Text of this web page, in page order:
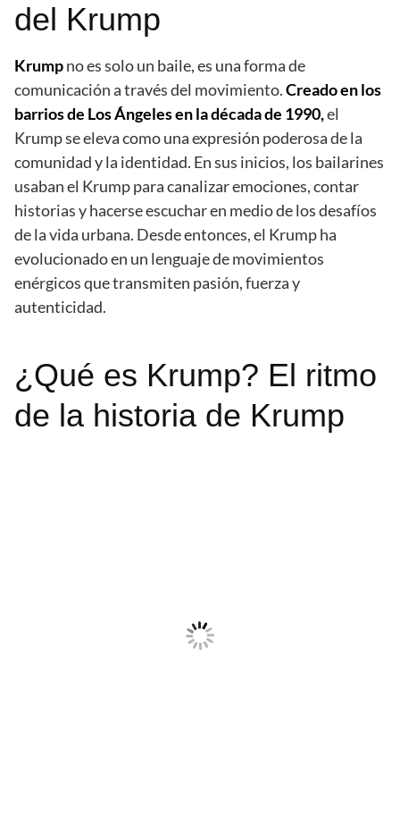
del Krump
Krumpno es solo un baile, es una forma de
comunicación a través del movimiento.Creado en los
barrios de Los Ángeles en la década de 1990,el
Krump se eleva como una expresión poderosa de la
comunidad y la identidad. En sus inicios, los bailarines
usaban el Krump para canalizar emociones, contar
historias y hacerse escuchar en medio de los desafíos
de la vida urbana. Desde entonces, el Krump ha
evolucionado en un lenguaje de movimientos
enérgicos que transmiten pasión, fuerza y
autenticidad.
¿Qué es Krump? El ritmo
de la historia de Krump